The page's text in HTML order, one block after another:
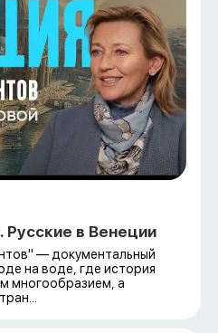
Русские в Венеции
— документальный
на воде, где история
многообразием, а